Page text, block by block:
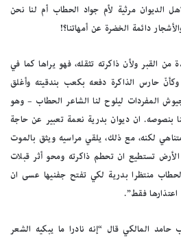
الديوان مرثية لأم جواد الحطاب أم لنا نحن
دائمة الخضرة عن أمهاتنا؟!
القبر ولأن ذاكرته تثقله، فهو يراها كما في
حارس الذاكرة دفعه بكعب بندقيته وأغلق
المفردات ليلوح لنا الشاعر الحطاب – وهو
بنصوصه. ان ديوان بدرية نعمة تعبير عن حاجة
لكنه، مع ذلك، يلقي مراسيه ويثق بالموت
تستطيع ان تحطم ذاكرته ومحو أثر قبلات
منتظرا بدرية لكي تفتح جفنيها عسى ان
فقط”.
المالكي قال “إنه نادرا ما يبكيه الشعر